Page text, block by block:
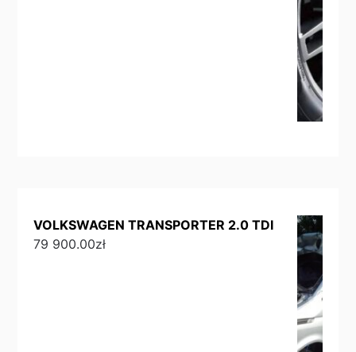
VOLKSWAGEN TRANSPORTER 2.0 TDI
79 900.00zł